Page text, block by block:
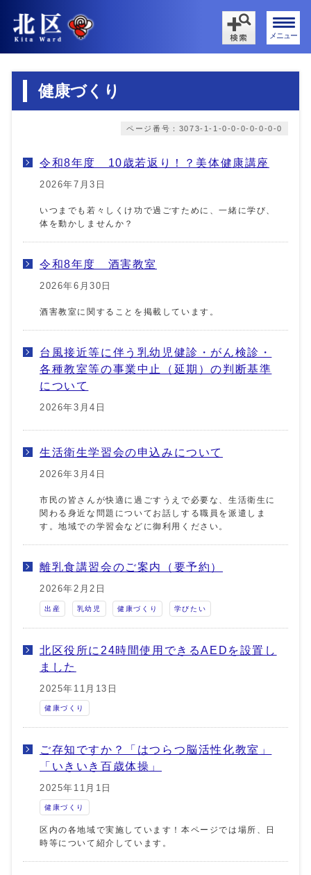
メニュー
健康づくり
ページ番号：3073-1-1-0-0-0-0-0-0-0
令和8年度 10歳若返り！？美体健康講座
2026年7月3日
いつまでも若々しくけ功で過ごすために、一緒に学び、
体を動かしませんか？
令和8年度 酒害教室
2026年6月30日
酒害教室に関することを掲載しています。
台風接近等に伴う乳幼児健診・がん検診・
各種教室等の事業中止（延期）の判断基準
について
2026年3月4日
生活衛生学習会の申込みについて
2026年3月4日
市民の皆さんが快適に過ごすうえで必要な、生活衛生に
関わる身近な問題についてお話しする職員を派遣しま
す。地域での学習会などに御利用ください。
離乳食講習会のご案内（要予約）
2026年2月2日
出産 乳幼児 健康づくり 学びたい
北区役所に24時間使用できるAEDを設置し
ました
2025年11月13日
健康づくり
ご存知ですか？「はつらつ脳活性化教室」
「いきいき百歳体操」
2025年11月1日
健康づくり
区内の各地域で実施しています！本ページでは場所、日
時等について紹介しています。